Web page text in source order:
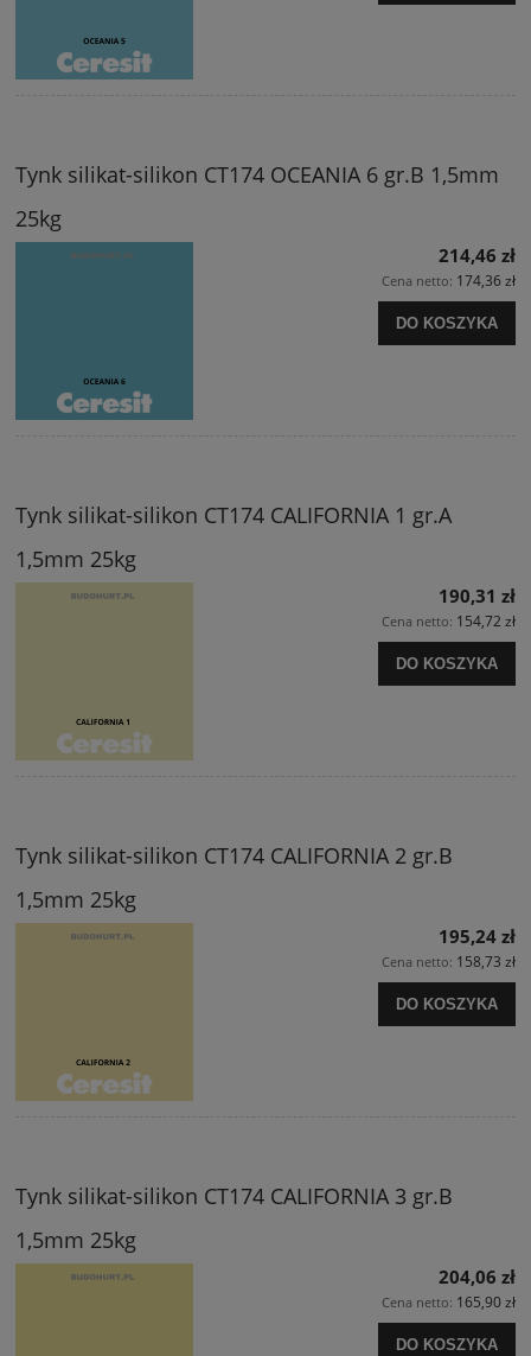
Tynk silikat-silikon CT174 OCEANIA 6 gr.B 1,5mm
25kg
214,46 zł
Cena netto: 174,36 zł
DO KOSZYKA
Tynk silikat-silikon CT174 CALIFORNIA 1 gr.A
1,5mm 25kg
190,31 zł
Cena netto: 154,72 zł
DO KOSZYKA
Tynk silikat-silikon CT174 CALIFORNIA 2 gr.B
1,5mm 25kg
195,24 zł
Cena netto: 158,73 zł
DO KOSZYKA
Tynk silikat-silikon CT174 CALIFORNIA 3 gr.B
1,5mm 25kg
204,06 zł
Cena netto: 165,90 zł
DO KOSZYKA